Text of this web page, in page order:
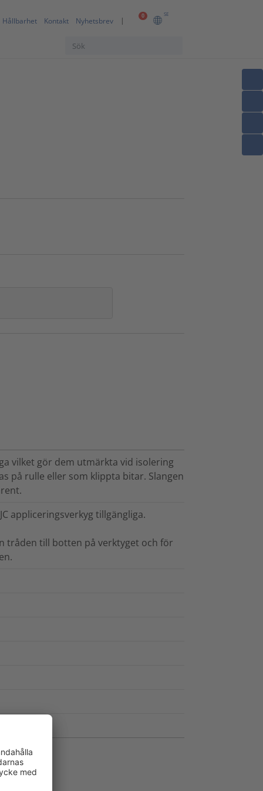
0 SE
Hållbarhet Kontakt Nyhetsbrev
vilket gör dem utmärkta vid isolering
på rulle eller som klippta bitar. Slangen
appliceringsverkyg tillgängliga.
tråden till botten på verktyget och för